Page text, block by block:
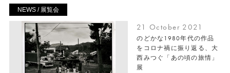
NEWS / 展覧会
21 October 2021
のどかな1980年代の作品
をコロナ禍に振り返る、大
西みつぐ「あの頃の旅情」
展